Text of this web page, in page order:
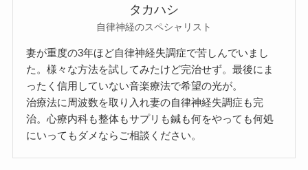
タカハシ
自律神経のスペシャリスト
妻が重度の3年ほど自律神経失調症で苦しんでいまし
た。様々な方法を試してみたけど完治せず。最後にま
ったく信用していない音楽療法で希望の光が。
治療法に周波数を取り入れ妻の自律神経失調症も完
治。心療内科も整体もサプリも鍼も何をやっても何処
にいってもダメならご相談ください。